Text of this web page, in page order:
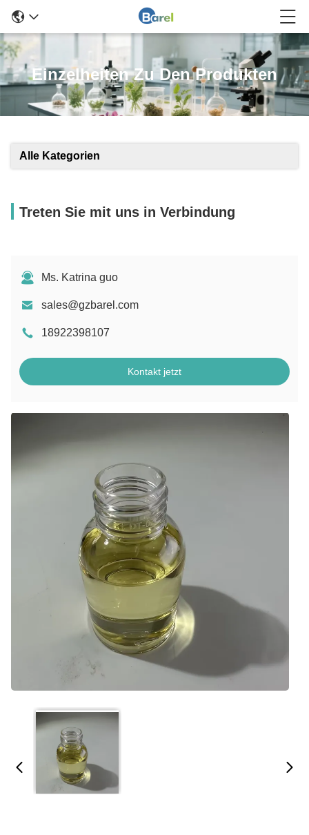
Einzelheiten Zu Den Produkten
Alle Kategorien
Treten Sie mit uns in Verbindung
Ms. Katrina guo
sales@gzbarel.com
18922398107
Kontakt jetzt